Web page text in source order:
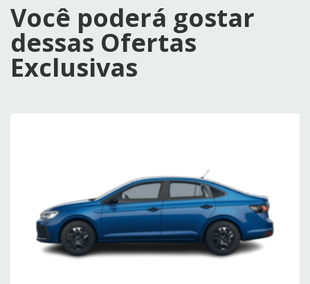
Você poderá gostar
dessas Ofertas
Exclusivas